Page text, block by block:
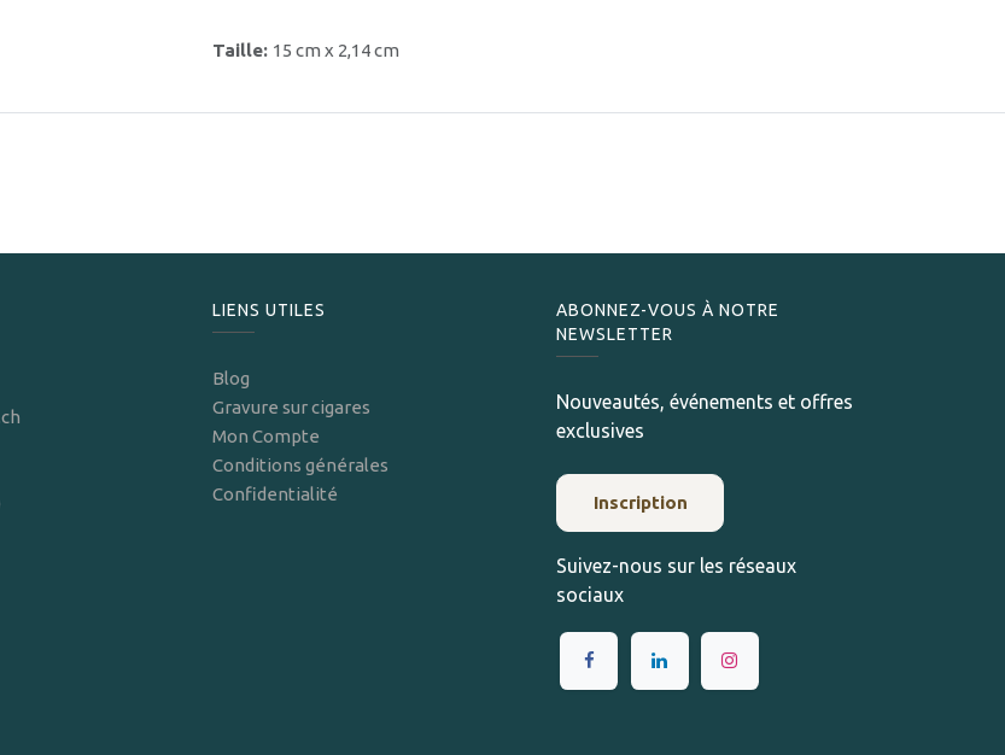
Taille: 15 cm x 2,14 cm
LIENS UTILES
Blog
Gravure sur cigares
Mon Compte
Conditions générales
Confidentialité
ABONNEZ-VOUS À NOTRE
NEWSLETTER
Nouveautés, événements et offres
exclusives
Inscription
Suivez-nous sur les réseaux
sociaux